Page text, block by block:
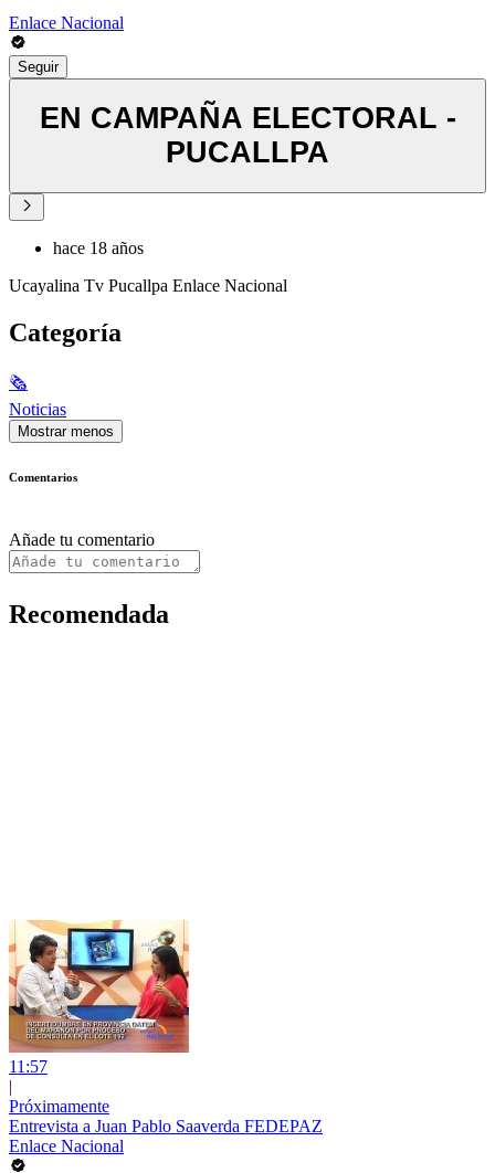
Enlace Nacional
Seguir
EN CAMPAÑA ELECTORAL -
PUCALLPA
hace 18 años
Ucayalina Tv Pucallpa Enlace Nacional
Categoría
🗞
Noticias
Mostrar menos
Comentarios
Añade tu comentario
Recomendada
11:57
|
Próximamente
Entrevista a Juan Pablo Saaverda FEDEPAZ
Enlace Nacional